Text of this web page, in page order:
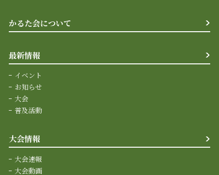
かるた会について
最新情報
イベント
お知らせ
大会
普及活動
大会情報
大会速報
大会動画